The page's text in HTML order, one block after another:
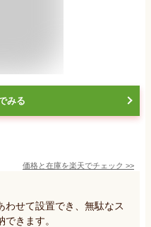
みる
価格と在庫を楽天でチェック >>
わせて設置でき、無駄なス
きます。